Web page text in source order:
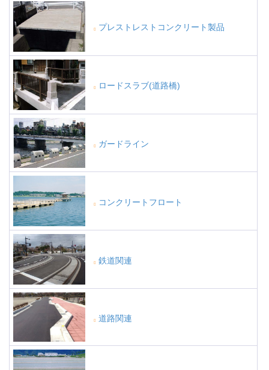
プレストレストコンクリート製品
ロードスラブ(道路橋)
ガードライン
コンクリートフロート
鉄道関連
道路関連